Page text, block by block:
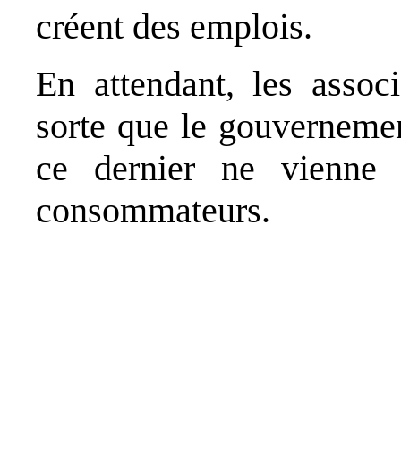
créent des emplois.
En attendant, les
sorte que le
ce dernier ne vienne
consommateurs.